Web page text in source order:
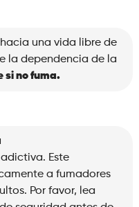
una vida libre de
la dependencia de la
si no fuma.
Este
a fumadores
Por favor, lea